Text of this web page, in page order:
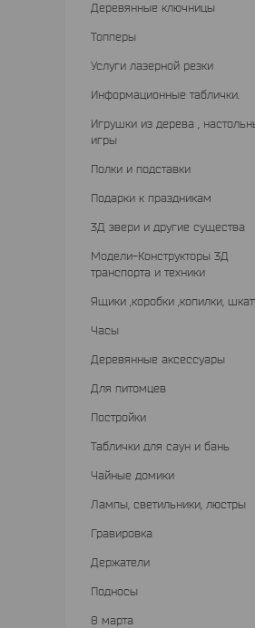
Деревянные ключницы
Топперы
Услуги лазерной резки
Информационные таблички.
Игрушки из дерева ,
игры
Полки и подставки
Подарки к праздникам
3Д звери и другие существа
Модели-Конструкторы 3Д
транспорта и техники
Ящики ,коробки ,копилки,
Часы
Деревянные аксессуары
Для питомцев
Постройки
Таблички для саун и бань
Чайные домики
Лампы, светильники, люстры
Гравировка
Держатели
Подносы
8 марта